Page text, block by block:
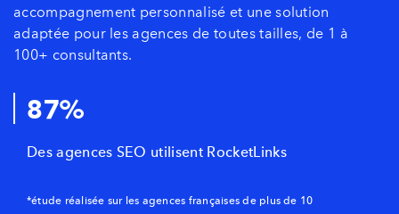
accompagnement personnalisé et une solution
adaptée pour les agences de toutes tailles, de 1 à
100+ consultants.
87%
Des agences SEO utilisent RocketLinks
*étude réalisée sur les agences françaises de plus de 10